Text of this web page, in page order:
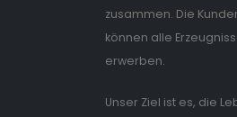
zusammen. Die
können alle
erwerben.
Unser Ziel ist es, die